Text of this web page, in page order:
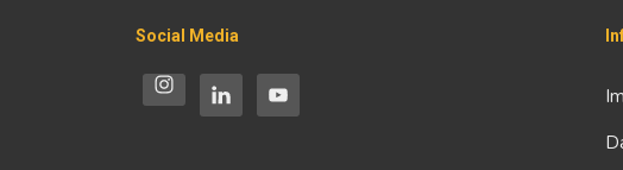
Social Media